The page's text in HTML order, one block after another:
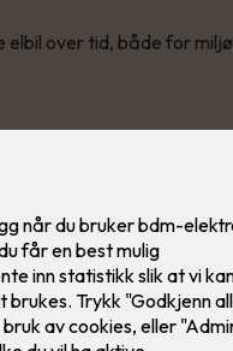
elbil over tid, både for